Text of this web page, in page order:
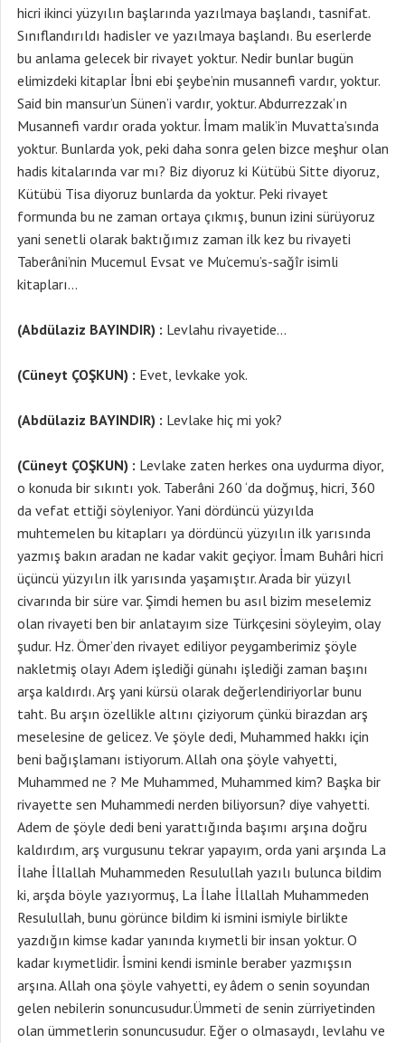
hicri ikinci yüzyılın başlarında yazılmaya başlandı, tasnifat.
Sınıflandırıldı hadisler ve yazılmaya başlandı. Bu eserlerde
bu anlama gelecek bir rivayet yoktur. Nedir bunlar bugün
elimizdeki kitaplar İbni ebi şeybe’nin musannefi vardır, yoktur.
Said bin mansur’un Sünen’i vardır, yoktur. Abdurrezzak’ın
Musannefi vardır orada yoktur. İmam malik’in Muvatta’sında
yoktur. Bunlarda yok, peki daha sonra gelen bizce meşhur olan
hadis kitalarında var mı? Biz diyoruz ki Kütübü Sitte diyoruz,
Kütübü Tisa diyoruz bunlarda da yoktur. Peki rivayet
formunda bu ne zaman ortaya çıkmış, bunun izini sürüyoruz
yani senetli olarak baktığımız zaman ilk kez bu rivayeti
Taberâni’nin Mucemul Evsat ve Mu’cemu’s-sağîr isimli
kitapları…
(Abdülaziz BAYINDIR) : Levlahu rivayetide…
(Cüneyt ÇOŞKUN) : Evet, levkake yok.
(Abdülaziz BAYINDIR) : Levlake hiç mi yok?
(Cüneyt ÇOŞKUN) : Levlake zaten herkes ona uydurma diyor,
o konuda bir sıkıntı yok. Taberâni 260 ‘da doğmuş, hicri, 360
da vefat ettiği söyleniyor. Yani dördüncü yüzyılda
muhtemelen bu kitapları ya dördüncü yüzyılın ilk yarısında
yazmış bakın aradan ne kadar vakit geçiyor. İmam Buhâri hicri
üçüncü yüzyılın ilk yarısında yaşamıştır. Arada bir yüzyıl
civarında bir süre var. Şimdi hemen bu asıl bizim meselemiz
olan rivayeti ben bir anlatayım size Türkçesini söyleyim, olay
şudur. Hz. Ömer’den rivayet ediliyor peygamberimiz şöyle
nakletmiş olayı Adem işlediği günahı işlediği zaman başını
arşa kaldırdı. Arş yani kürsü olarak değerlendiriyorlar bunu
taht. Bu arşın özellikle altını çiziyorum çünkü birazdan arş
meselesine de gelicez. Ve şöyle dedi, Muhammed hakkı için
beni bağışlamanı istiyorum. Allah ona şöyle vahyetti,
Muhammed ne ? Me Muhammed, Muhammed kim? Başka bir
rivayette sen Muhammedi nerden biliyorsun? diye vahyetti.
Adem de şöyle dedi beni yarattığında başımı arşına doğru
kaldırdım, arş vurgusunu tekrar yapayım, orda yani arşında La
İlahe İllallah Muhammeden Resulullah yazılı bulunca bildim
ki, arşda böyle yazıyormuş, La İlahe İllallah Muhammeden
Resulullah, bunu görünce bildim ki ismini ismiyle birlikte
yazdığın kimse kadar yanında kıymetli bir insan yoktur. O
kadar kıymetlidir. İsmini kendi isminle beraber yazmışsın
arşına. Allah ona şöyle vahyetti, ey âdem o senin soyundan
gelen nebilerin sonuncusudur.Ümmeti de senin zürriyetinden
olan ümmetlerin sonuncusudur. Eğer o olmasaydı, levlahu ve